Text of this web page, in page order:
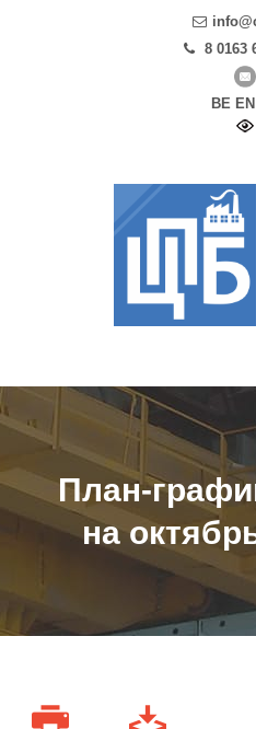
8 0163
BE EN
План-
на